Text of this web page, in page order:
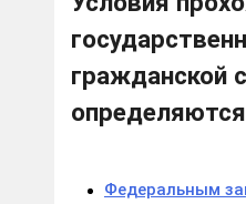
гражданской
Федеральным